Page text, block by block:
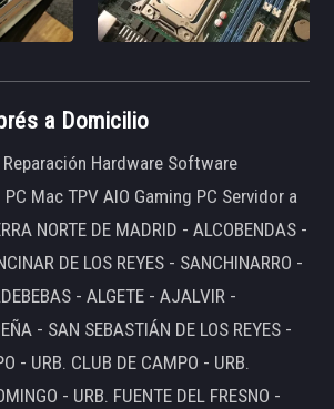
a Domicilio
Hardware Software
Mac TPV AIO Gaming PC Servidor a
NORTE DE MADRID - ALCOBENDAS -
DE LOS REYES - SANCHINARRO -
- ALGETE - AJALVIR -
- SAN SEBASTIÁN DE LOS REYES -
- URB. CLUB DE CAMPO - URB.
- URB. FUENTE DEL FRESNO -